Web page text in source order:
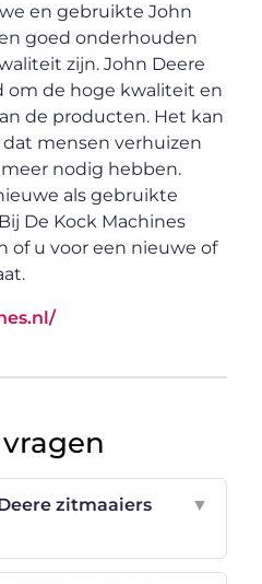
en gebruikte John
goed onderhouden
zijn. John Deere
om de hoge kwaliteit en
de producten. Het kan
mensen verhuizen
nodig hebben.
als gebruikte
De Kock Machines
of u voor een nieuwe of
zitmaaiers
▼